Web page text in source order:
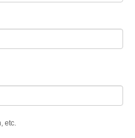
etc.